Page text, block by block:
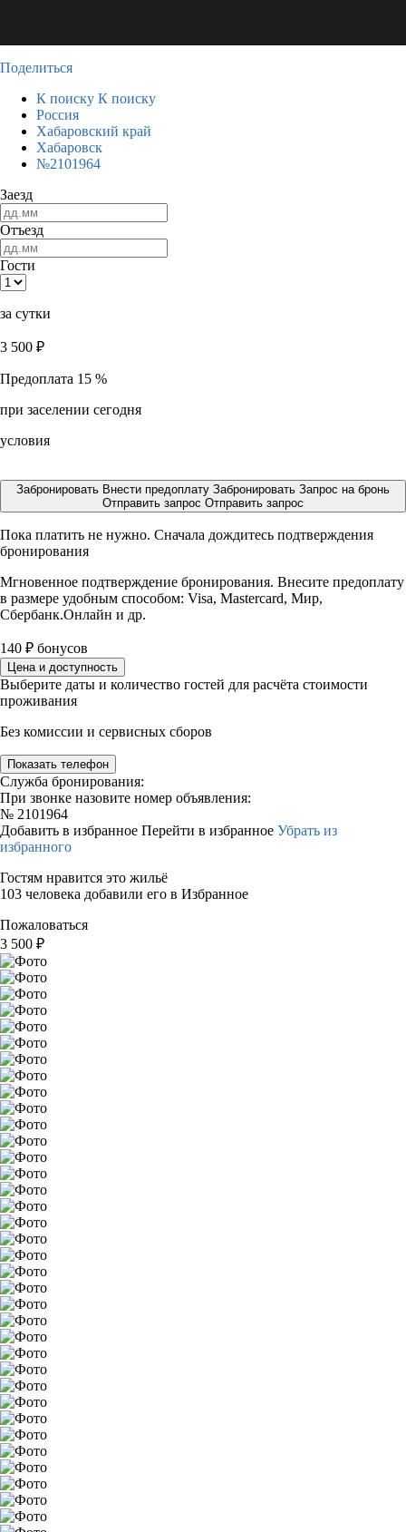
Поделиться
К поиску К поиску
Россия
Хабаровский край
Хабаровск
№2101964
Заезд
Отъезд
Гости
за сутки
3 500 ₽
Предоплата 15 %
при заселении сегодня
условия
Забронировать Внести предоплату Забронировать Запрос на бронь
Отправить запрос Отправить запрос
Пока платить не нужно. Сначала дождитесь подтверждения
бронирования
Мгновенное подтверждение бронирования. Внесите предоплату
в размере удобным способом: Visa, Mastercard, Мир,
Сбербанк.Онлайн и др.
140 ₽ бонусов
Цена и доступность
Выберите даты и количество гостей для расчёта стоимости
проживания
Без комиссии и сервисных сборов
Показать телефон
Служба бронирования:
При звонке назовите номер объявления:
№ 2101964
Добавить в избранное Перейти в избранное Убрать из
избранного
Гостям нравится это жильё
103 человека добавили его в Избранное
Пожаловаться
3 500 ₽